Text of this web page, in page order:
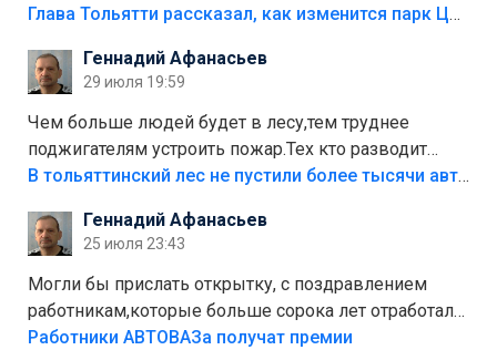
аттракционам слабо доделать?А то бордюры
лежала в парке и испортилась.Да еще,видимо,часть
украли.
Глава Тольятти рассказал, как изменится парк Центрального района
Геннадий Афанасьев
29 июля 19:59
Чем больше людей будет в лесу,тем труднее
поджигателям устроить пожар.Тех кто разводит
костры,тех надо безбожно штрафовать.Камер полно
Штрафы мизерные.
В тольяттинский лес не пустили более тысячи автомобилей
Геннадий Афанасьев
25 июля 23:43
Могли бы прислать открытку, с поздравлением
работникам,которые больше сорока лет отработали
на предприятии.
Работники АВТОВАЗа получат премии